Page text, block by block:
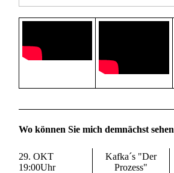
Wo können Sie mich demnächst sehen
29. OKT
19:00Uhr
Kafka´s "Der
Prozess"